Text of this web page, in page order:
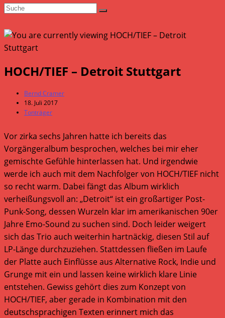
HOCH/TIEF – Detroit Stuttgart
Beitrags-
Autor:
Bernd Cramer
Beitrag
veröffentlicht:
18. Juli 2017
Beitrags-
Tonträger
Vor zirka sechs Jahren hatte ich bereits das
Vorgängeralbum besprochen, welches bei mir eher
gemischte Gefühle hinterlassen hat. Und irgendwie
werde ich auch mit dem Nachfolger von HOCH/TIEF nicht
so recht warm. Dabei fängt das Album wirklich
verheißungsvoll an: „Detroit“ ist ein großartiger Post-
Punk-Song, dessen Wurzeln klar im amerikanischen 90er
Jahre Emo-Sound zu suchen sind. Doch leider weigert
sich das Trio auch weiterhin hartnäckig, diesen Stil auf
LP-Länge durchzuziehen. Stattdessen fließen im Laufe
der Platte auch Einflüsse aus Alternative Rock, Indie und
Grunge mit ein und lassen keine wirklich klare Linie
entstehen. Gewiss gehört dies zum Konzept von
HOCH/TIEF, aber gerade in Kombination mit den
deutschsprachigen Texten erinnert mich das